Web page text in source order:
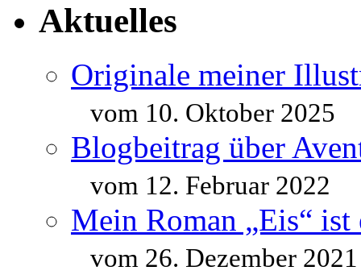
Aktuelles
Originale meiner
vom 10. Oktober 2025
Blogbeitrag über
vom 12. Februar 2022
Mein Roman „Eis“ ist
vom 26. Dezember 2021